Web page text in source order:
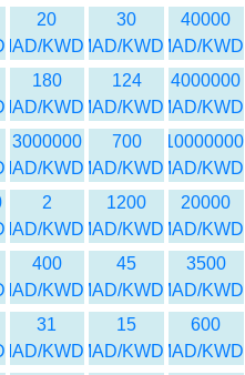
40000
MAD/KWD
30
MAD/KWD
20
KWD
4000000
MAD/KWD
124
MAD/KWD
180
KWD
10000000
MAD/KWD
700
MAD/KWD
3000000
KWD
20000
MAD/KWD
1200
MAD/KWD
2
KWD
3500
MAD/KWD
45
MAD/KWD
400
KWD
600
MAD/KWD
15
MAD/KWD
31
KWD